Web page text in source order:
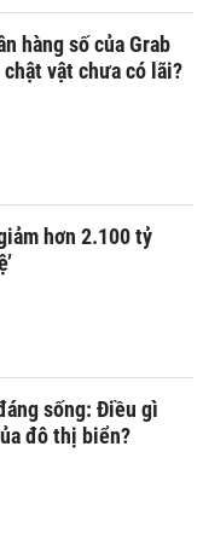
hàng số của Grab
vật chưa có lãi?
hơn 2.100 tỷ
sống: Điều gì
đô thị biển?